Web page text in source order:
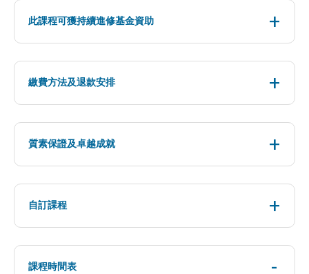
此課程可獲持續進修基金資助
繳費方法及退款安排
質素保證及卓越成就
自訂課程
課程時間表